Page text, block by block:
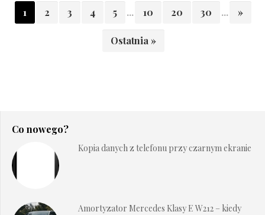
1 2 3 4 5 ... 10 20 30 ... »
Ostatnia »
Co nowego?
Kopia danych z telefonu przy czarnym ekranie
Amortyzator Mercedes Klasy E W212 – kiedy